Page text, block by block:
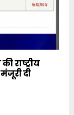
राष्ट्रीय
दी